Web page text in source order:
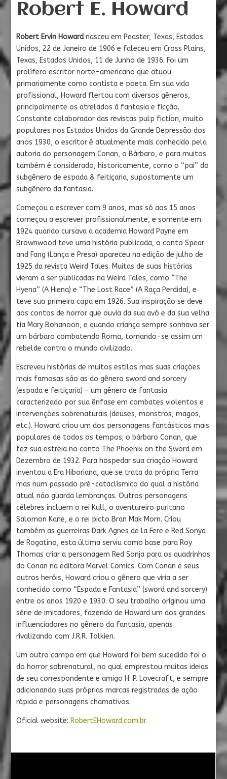
Robert E. Howard
Robert Ervin Howardnasceu em Peaster, Texas, Estados
Unidos, 22 de Janeiro de 1906 e faleceu em Cross Plains,
Texas, Estados Unidos, 11 de Junho de 1936. Foi um
prolífero escritor norte-americano que atuou
primariamente como contista e poeta. Em sua vida
profissional, Howard flertou com diversos gêneros,
principalmente os atrelados à fantasia e ficção.
Constante colaborador das revistas pulp fiction, muito
populares nos Estados Unidos da Grande Depressão dos
anos 1930, o escritor é atualmente mais conhecido pela
autoria do personagem Conan, o Bárbaro, e para muitos
também é considerado, historicamente, como o “pai” do
subgênero de espada & feitiçaria, supostamente um
subgênero da fantasia.
Começou a escrever com 9 anos, mas só aos 15 anos
começou a escrever profissionalmente, e somente em
1924 quando cursava a academia Howard Payne em
Brownwood teve uma história publicada, o conto Spear
and Fang (Lança e Presa) apareceu na edição de julho de
1925 da revista Weird Tales. Muitas de suas histórias
vieram a ser publicadas na Weird Tales, como “The
Hyena” (A Hiena) e “The Lost Race” (A Raça Perdida), e
teve sua primeira capa em 1926. Sua inspiração se deve
aos contos de horror que ouvia da sua avó e da sua velha
tia Mary Bohanoon, e quando criança sempre sonhava ser
um bárbaro combatendo Roma, tornando-se assim um
rebelde contra o mundo civilizado.
Escreveu histórias de muitos estilos mas suas criações
mais famosas são as do gênero sword and sorcery
(espada e feitiçaria) – um gênero de fantasia
caracterizado por sua ênfase em combates violentos e
intervenções sobrenaturais (deuses, monstros, magos,
etc.). Howard criou um dos personagens fantásticos mais
populares de todos os tempos; o bárbaro Conan, que
fez sua estreia no conto The Phoenix on the Sword em
Dezembro de 1932. Para hospedar sua criação Howard
inventou a Era Hiboriana, que se trata da própria Terra
mas num passado pré-cataclísmico do qual a história
atual não guarda lembranças. Outros personagens
célebres incluem o rei Kull, o aventureiro puritano
Salomon Kane, e o rei picto Bran Mak Morn. Criou
também as guerreiras Dark Agnes de la Fere e Red Sonya
de Rogatino, esta última serviu como base para Roy
Thomas criar a personagem Red Sonja para os quadrinhos
do Conan na editora Marvel Comics. Com Conan e seus
outros heróis, Howard criou o gênero que viria a ser
conhecido como “Espada e Fantasia” (sword and sorcery)
entre os anos 1920 e 1930. O seu trabalho originou uma
série de imitadores, fazendo de Howard um dos grandes
influenciadores no gênero da fantasia, apenas
rivalizando com J.R.R. Tolkien.
Um outro campo em que Howard foi bem sucedido foi o
do horror sobrenatural, no qual emprestou muitas ideias
de seu correspondente e amigo H. P. Lovecraft, e sempre
adicionando suas próprias marcas registradas de ação
rápida e personagens chamativos.
Oficial website: RobertEHoward.com.br